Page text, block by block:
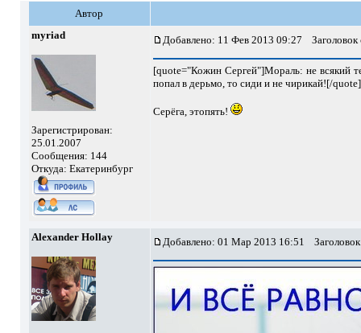
Автор
myriad
Зарегистрирован:
25.01.2007
Сообщения: 144
Откуда: Екатеринбург
Добавлено: 11 Фев 2013 09:27
[quote="Кожин Сергей"]Мораль: не всякий
попал в дерьмо, то сиди и не чирикай![/quote]
Серёга, этопять!
Alexander Hollay Добавлено: 01 Мар 2013 16:51